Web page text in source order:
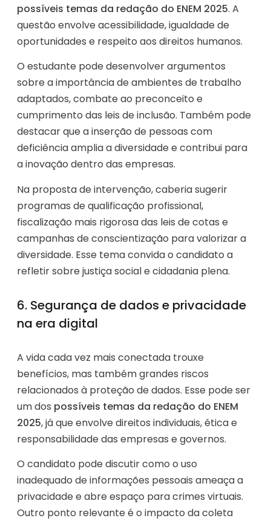
possíveis temas da redação do ENEM 2025. A
questão envolve acessibilidade, igualdade de
oportunidades e respeito aos direitos humanos.
O estudante pode desenvolver argumentos
sobre a importância de ambientes de trabalho
adaptados, combate ao preconceito e
cumprimento das leis de inclusão. Também pode
destacar que a inserção de pessoas com
deficiência amplia a diversidade e contribui para
a inovação dentro das empresas.
Na proposta de intervenção, caberia sugerir
programas de qualificação profissional,
fiscalização mais rigorosa das leis de cotas e
campanhas de conscientização para valorizar a
diversidade. Esse tema convida o candidato a
refletir sobre justiça social e cidadania plena.
6. Segurança de dados e privacidade
na era digital
A vida cada vez mais conectada trouxe
benefícios, mas também grandes riscos
relacionados à proteção de dados. Esse pode ser
um dos possíveis temas da redação do ENEM
2025, já que envolve direitos individuais, ética e
responsabilidade das empresas e governos.
O candidato pode discutir como o uso
inadequado de informações pessoais ameaça a
privacidade e abre espaço para crimes virtuais.
Outro ponto relevante é o impacto da coleta